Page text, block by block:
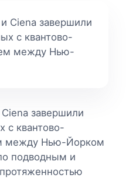
Ciena завершили
с квантово-
между Нью-
завершили
с квантово-
между Нью-Йорком
подводным и